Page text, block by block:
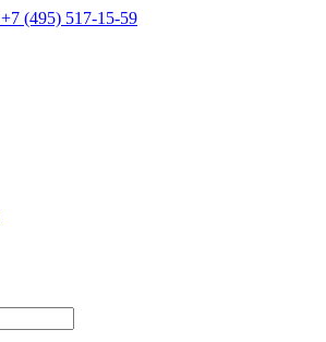
+7 (495) 517-15-59